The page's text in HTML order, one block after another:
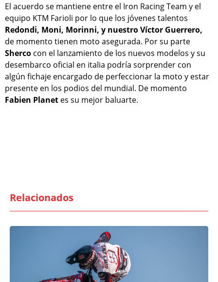
El acuerdo se mantiene entre el Iron Racing Team y el
equipo KTM Farioli por lo que los jóvenes talentos
Redondi, Moni, Morinni, y nuestro Víctor Guerrero,
de momento tienen moto asegurada. Por su parte
Sherco con el lanzamiento de los nuevos modelos y su
desembarco oficial en italia podría sorprender con
algún fichaje encargado de perfeccionar la moto y estar
presente en los podios del mundial. De momento
Fabien Planet es su mejor baluarte.
Relacionados